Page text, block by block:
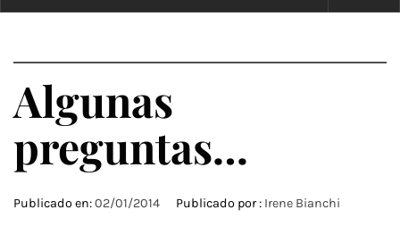
Algunas
preguntas…
Publicado en:02/01/2014 Publicado por : Irene Bianchi